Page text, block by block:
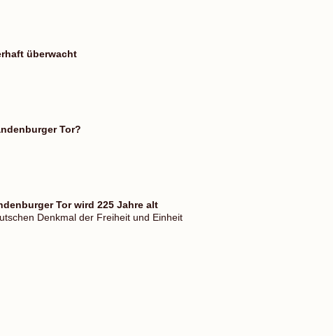
überwacht
Tor?
Tor wird 225 Jahre alt
Denkmal der Freiheit und Einheit